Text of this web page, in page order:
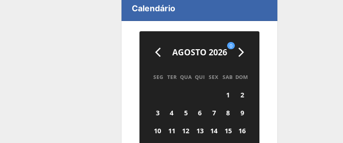
Calendário
AGOSTO 2026
0
SEG TER QUA QUI SEX SAB DOM
1
2
3
4 5 6 7 8
9
10
11 12 13 14 15
16